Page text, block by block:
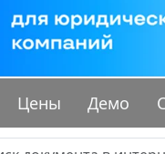
Цены Демо